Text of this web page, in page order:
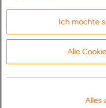
Ich möchte
Alle
Alles